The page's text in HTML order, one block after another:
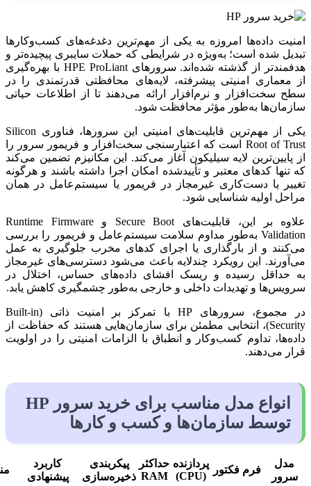
امنیت داده‌ها امروزه به یکی از مهم‌ترین دغدغه‌های کسب‌وکارها
تبدیل شده است؛ به‌ویژه در شرایطی که حملات سایبری پیچیده‌تر و
هدفمندتر از گذشته شده‌اند. سرورهای HPE ProLiant با بهره‌گیری
از معماری امنیتی پیشرفته، لایه‌های محافظتی قدرتمندی را در
سطح سخت‌افزار و نرم‌افزار ارائه می‌دهند تا از اطلاعات حیاتی
سازمان‌ها به‌طور مؤثر محافظت شود.
یکی از مهم‌ترین قابلیت‌های امنیتی این سرورها، فناوری Silicon
Root of Trust است که اعتبارسنجی سخت‌افزار و فریمور سرور را
از پایین‌ترین لایه سیلیکون آغاز می‌کند. این مکانیزم تضمین می‌کند
که تنها کدهای معتبر و تأییدشده امکان اجرا داشته باشند و هرگونه
تغییر یا دست‌کاری غیرمجاز در فریمور یا سیستم‌عامل در همان
مراحل اولیه شناسایی شود.
علاوه بر این، قابلیت‌های Secure Boot و Runtime Firmware
Validation به‌طور مداوم سلامت سیستم‌عامل و فریمور را بررسی
می‌کنند و از بارگذاری یا اجرای کدهای مخرب جلوگیری به عمل
می‌آورند. این رویکرد چندلایه باعث می‌شود دسترسی‌های غیرمجاز
به حداقل رسیده و ریسک افشای داده‌های حساس، اختلال در
سرویس‌ها و تهدیدات داخلی و خارجی به‌طور چشمگیری کاهش یابد.
در مجموع، سرورهای HP با تمرکز بر امنیت ذاتی (Built-in
Security)، انتخابی مطمئن برای سازمان‌هایی هستند که حفاظت از
داده‌ها، تداوم کسب‌وکار و انطباق با الزامات امنیتی را در اولویت
قرار می‌دهند.
انواع مدل مناسب برای خرید سرور HP
توسط سازمان‌ها و کسب و کارها
مدل
سرور
فرم فکتور
پردازنده
(CPU)
حداکثر
RAM
پیکربندی
ذخیره‌سازی
کاربرد
پیشنهادی